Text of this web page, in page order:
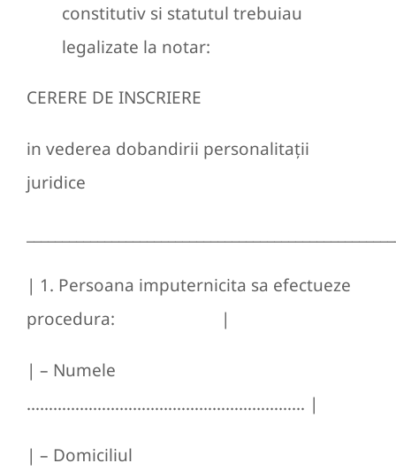
constitutiv si statutul trebuiau
legalizate la notar:
CERERE DE INSCRIERE
in vederea dobandirii personalitaţii
juridice
| 1. Persoana imputernicita sa efectueze
procedura: |
| – Numele
……………………………………………………… |
| – Domiciliul